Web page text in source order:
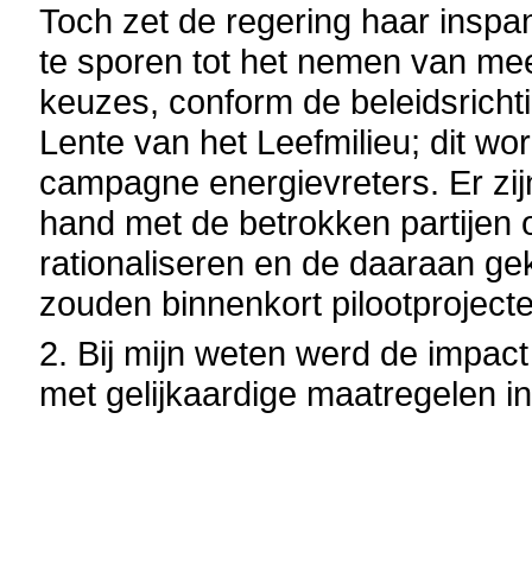
Toch zet de regering haar
te sporen tot het nemen van
keuzes, conform de
Lente van het Leefmilieu; dit
campagne energievreters. Er
hand met de betrokken partijen
rationaliseren en de daaraan
zouden binnenkort
2. Bij mijn weten werd de
met gelijkaardige maatregelen